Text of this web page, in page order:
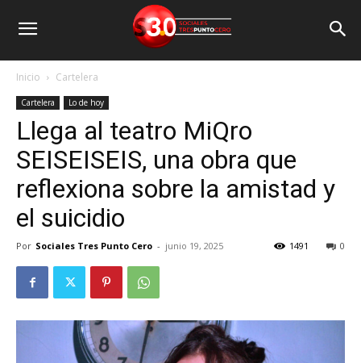
Inicio Cartelera
Cartelera Lo de hoy
Llega al teatro MiQro
SEISEISEIS, una obra que
reflexiona sobre la amistad y
el suicidio
Por Sociales Tres Punto Cero - junio 19, 2025 0
1491